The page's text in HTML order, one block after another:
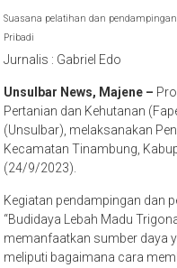
Suasana pelatihan dan
Pribadi
Jurnalis : Gabriel Edo
Unsulbar News, Majene –
Pertanian dan Kehutanan
(Unsulbar), melaksanakan
Kecamatan Tinambung,
(24/9/2023).
Kegiatan pendampingan dan
“Budidaya Lebah Madu
memanfaatkan sumber daya
meliputi bagaimana cara